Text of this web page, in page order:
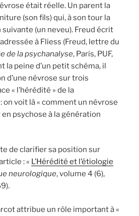
était réelle. Un parent la
(son fils) qui, à son tour la
(un neveu). Freud écrit
à Fliess (Freud, lettre du
de la psychanalyse, Paris, PUF,
la peine d’un petit schéma, il
d’une névrose sur trois
« l’hérédité » de la
on voit là « comment un névrose
psychose à la génération
de clarifier sa position sur
: « L’Hérédité et l’étiologie
neurologique, volume 4 (6),
attribue un rôle important à «